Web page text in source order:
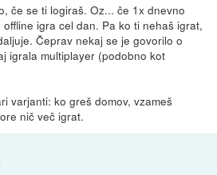
če se ti logiraš. Oz... če 1x dnevno
igra cel dan. Pa ko ti nehaš igrat,
Čeprav nekaj se je govorilo o
igrala multiplayer (podobno kot
varjanti: ko greš domov, vzameš
nič več igrat.